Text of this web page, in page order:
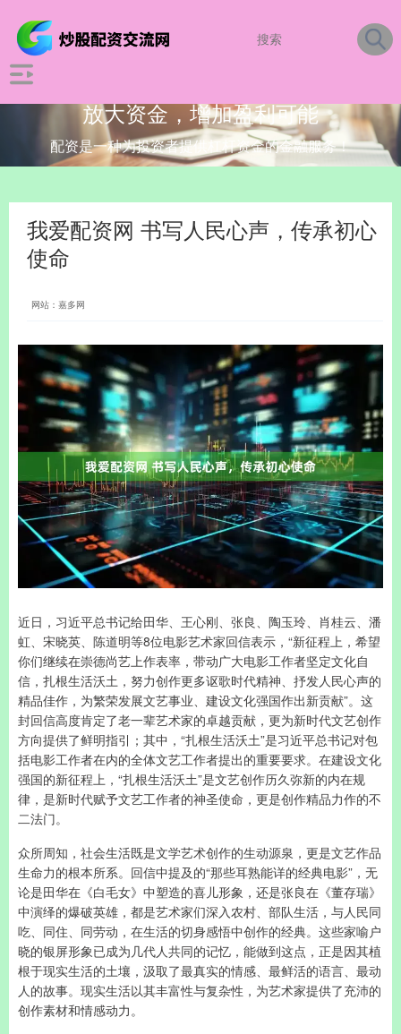
放大资金，增加盈利可能
配资是一种为投资者提供杠杆资金的金融服务！
我爱配资网 书写人民心声，传承初心
使命
网站：嘉多网
近日，习近平总书记给田华、王心刚、张良、陶玉玲、肖桂云、潘
虹、宋晓英、陈道明等8位电影艺术家回信表示，“新征程上，希望
你们继续在崇德尚艺上作表率，带动广大电影工作者坚定文化自
信，扎根生活沃土，努力创作更多讴歌时代精神、抒发人民心声的
精品佳作，为繁荣发展文艺事业、建设文化强国作出新贡献”。这
封回信高度肯定了老一辈艺术家的卓越贡献，更为新时代文艺创作
方向提供了鲜明指引；其中，“扎根生活沃土”是习近平总书记对包
括电影工作者在内的全体文艺工作者提出的重要要求。在建设文化
强国的新征程上，“扎根生活沃土”是文艺创作历久弥新的内在规
律，是新时代赋予文艺工作者的神圣使命，更是创作精品力作的不
二法门。
众所周知，社会生活既是文学艺术创作的生动源泉，更是文艺作品
生命力的根本所系。回信中提及的“那些耳熟能详的经典电影”，无
论是田华在《白毛女》中塑造的喜儿形象，还是张良在《董存瑞》
中演绎的爆破英雄，都是艺术家们深入农村、部队生活，与人民同
吃、同住、同劳动，在生活的切身感悟中创作的经典。这些家喻户
晓的银屏形象已成为几代人共同的记忆，能做到这点，正是因其植
根于现实生活的土壤，汲取了最真实的情感、最鲜活的语言、最动
人的故事。现实生活以其丰富性与复杂性，为艺术家提供了充沛的
创作素材和情感动力。